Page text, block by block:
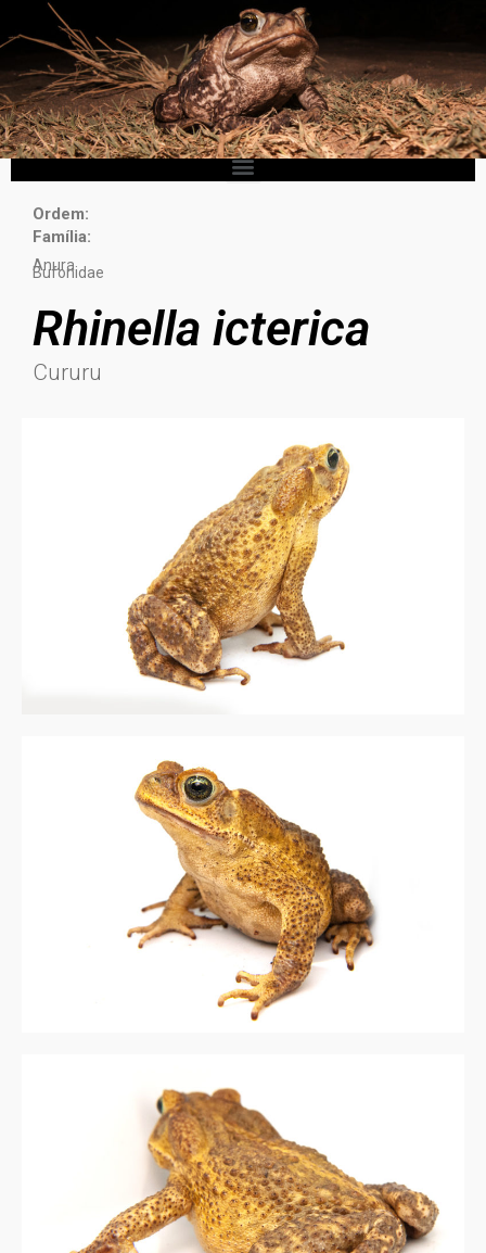
Ordem:
Família:
Anura
Bufonidae
Rhinella icterica
Cururu